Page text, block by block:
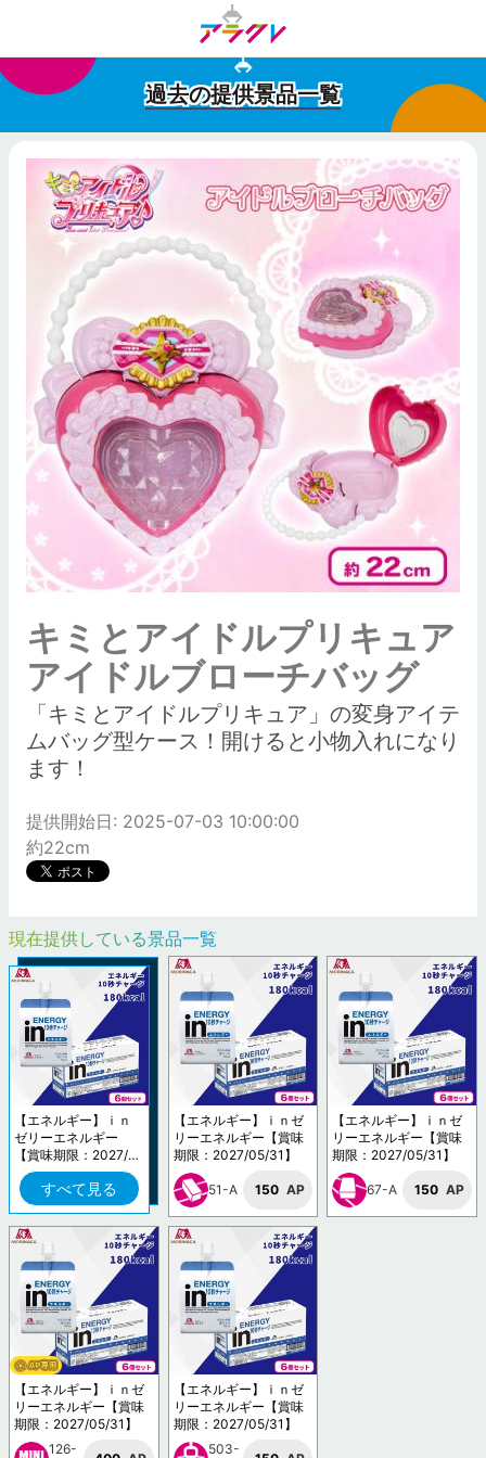
過去の提供景品一覧
キミとアイドルプリキュア
アイドルブローチバッグ
「キミとアイドルプリキュア」の変身アイテ
ムバッグ型ケース！開けると小物入れになり
ます！
提供開始日: 2025-07-03 10:00:00
約22cm
現在提供している景品一覧
【エネルギー】ｉｎ
ゼリーエネルギー
【賞味期限：2027/0
5/31】
すべて見る
【エネルギー】ｉｎゼ
リーエネルギー【賞味
期限：2027/05/31】
51-A 150 AP
【エネルギー】ｉｎゼ
リーエネルギー【賞味
期限：2027/05/31】
67-A 150 AP
【エネルギー】ｉｎゼ
リーエネルギー【賞味
期限：2027/05/31】
126-
【エネルギー】ｉｎゼ
リーエネルギー【賞味
期限：2027/05/31】
503-